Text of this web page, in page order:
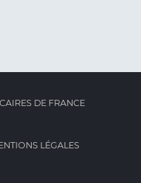
DE FRANCE
LÉGALES